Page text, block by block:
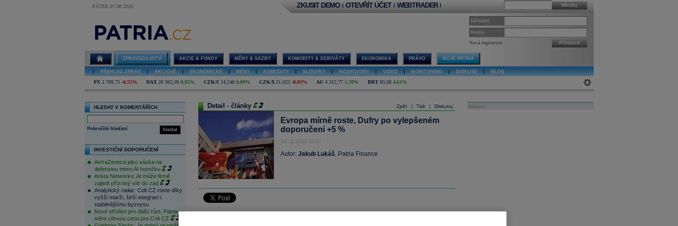
PÁTEK 07.08.2026 Hledej
ZKUSIT DEMO | OTEVŘÍT ÚČET | WEBTRADER |
Uživatel:
Heslo:
Nová registrace Přihlásit
ZPRAVODAJSTVÍ AKCIE & FONDY MĚNY & SAZBY KOMODITY & DERIVÁTY EKONOMIKA PRÁVO MOJE PATRIA
PŘEHLED ZPRÁV AKCIOVÉ EKONOMICKÉ MĚNY KOMODITY SLOUPKY ROZHOVORY VIDEO MONITORING DISKUSE BLOG
PX 2 789,75 -0,55% DAX 26 362,09 0,85% CZK/€ 24,248 0,09% CZK/$ 21,023 -0,03% AU 4 312,77 1,78% BRT 83,08 4,61%
HLEDAT V KOMENTÁŘÍCH
hledat
Pokročilé hledání
INVESTIČNÍ DOPORUČENÍ
AstraZeneca jako sázka na
defenzivu mimo AI horečku
Arista Networks: AI může firmě
zajistit příznivý vítr do zad
Analytický radar: Colt CZ roste díky
vyšší marži, širší integraci i
stabilnějšímu byznysu
Nové střelivo pro další růst. Patria
mění cílovou cenu pro Colt CZ
Zpět Tisk Diskutuj
Detail - články
Evropa mírně roste, Dufry po vylepšeném
doporučení +5 %
30.11.2015 11:37
Autor: Jakub Lukáš, Patria Finance
Reklama